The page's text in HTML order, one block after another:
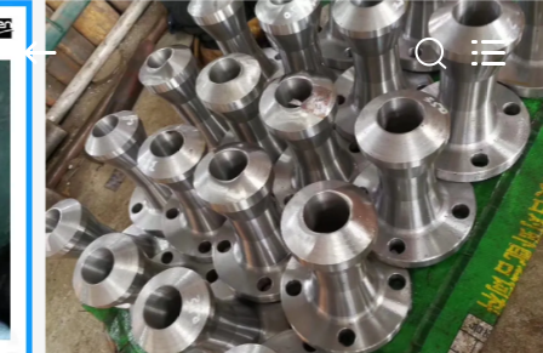
বাড়ি
পণ্য
আমাদের
সম্পর্কে
TOBO
STEEL
GROUP
CHINA.
Reserved.